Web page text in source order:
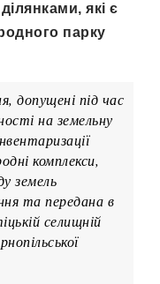
які є
парку
допущені під час
на земельну
комплекси,
земель
та передана в
селищній